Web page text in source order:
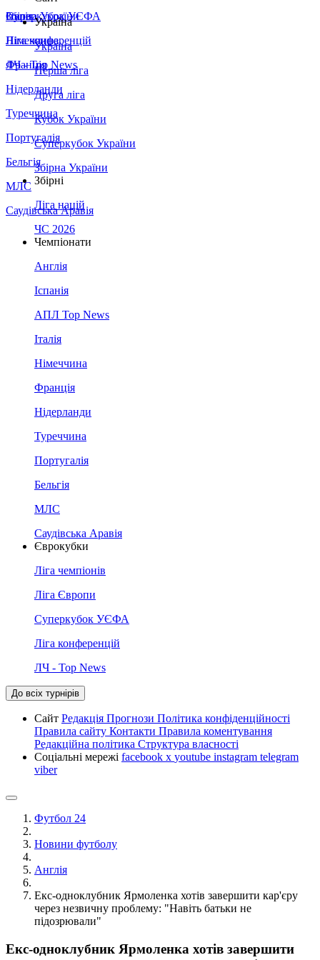
Збірна України
Італія
Німеччина
Франція
Нідерланди
Туреччина
Португалія
Бельгія
МЛС
Саудівська Аравія
Суперкубок УЄФА
Ліга конференцій
ЛЧ - Top News
Україна
Україна
Перша ліга
Друга ліга
Кубок України
Суперкубок України
Збірна України
Збірні
Ліга націй
ЧС 2026
Чемпіонати
Англія
Іспанія
АПЛ Top News
Італія
Німеччина
Франція
Нідерланди
Туреччина
Португалія
Бельгія
МЛС
Саудівська Аравія
Єврокубки
Ліга чемпіонів
Ліга Європи
Суперкубок УЄФА
Ліга конференцій
ЛЧ - Top News
До всіх турнірів
Сайт Редакція Прогнози Політика конфіденційності
Правила сайту Контакти Правила коментування
Редакційна політика Структура власності
Соціальні мережі facebook x youtube instagram telegram
viber
Футбол 24
Новини футболу
Англія
Екс-одноклубник Ярмоленка хотів завершити кар'єру
через незвичну проблему: "Навіть батьки не
підозрювали"
Екс-одноклубник Ярмоленка хотів завершити